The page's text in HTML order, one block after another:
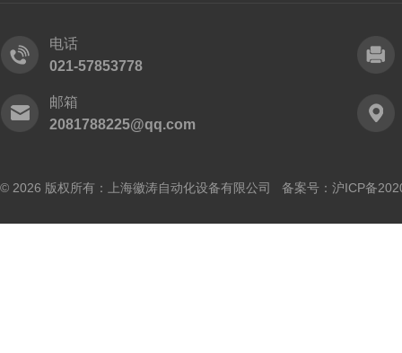
电话
021-57853778
邮箱
2081788225@qq.com
© 2026 版权所有：上海徽涛自动化设备有限公司 备案号： 沪ICP备